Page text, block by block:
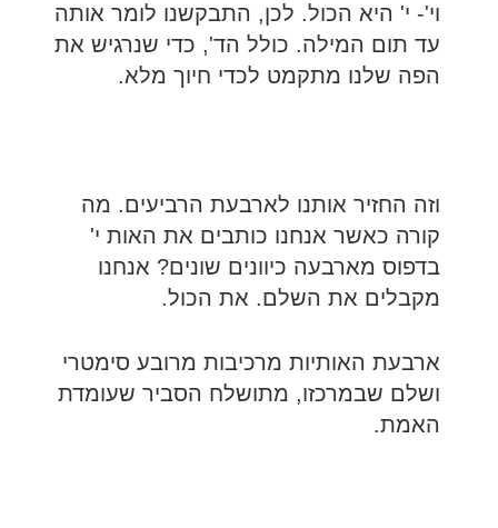
וי'- י' היא הכול. לכן, התבקשנו לומר אותה
עד תום המילה. כולל הד', כדי שנרגיש את
הפה שלנו מתקמט לכדי חיוך מלא.
וזה החזיר אותנו לארבעת הרביעים. מה
קורה כאשר אנחנו כותבים את האות י'
בדפוס מארבעה כיוונים שונים? אנחנו
מקבלים את השלם. את הכול.
ארבעת האותיות מרכיבות מרובע סימטרי
ושלם שבמרכזו, מתושלח הסביר שעומדת
האמת.